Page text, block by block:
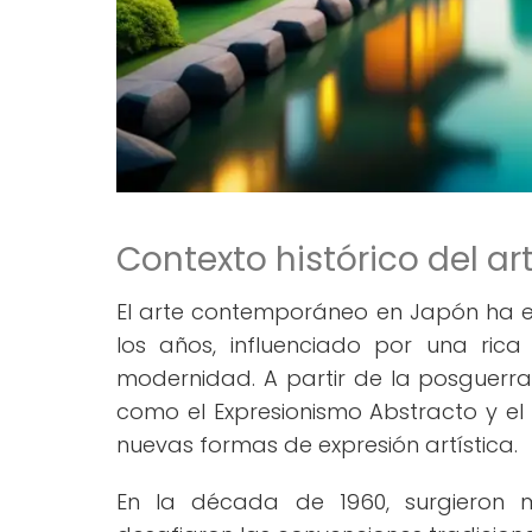
Contexto histórico del
El arte contemporáneo en Japón ha
los años, influenciado por una
modernidad. A partir de la
como el Expresionismo Abstracto y
nuevas formas de expresión artística.
En la década de 1960, surgieron